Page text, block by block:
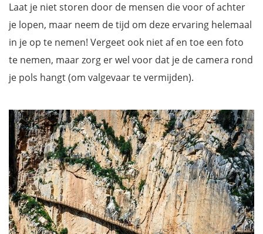
Laat je niet storen door de mensen die voor of achter
je lopen, maar neem de tijd om deze ervaring helemaal
in je op te nemen! Vergeet ook niet af en toe een foto
te nemen, maar zorg er wel voor dat je de camera rond
je pols hangt (om valgevaar te vermijden).